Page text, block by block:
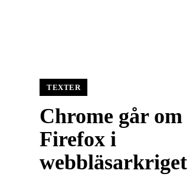
TEXTER
Chrome går om
Firefox i
webbläsarkriget